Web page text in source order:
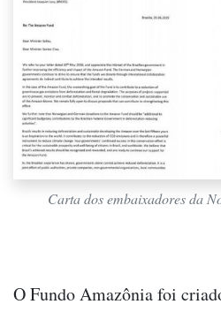
Carta dos embaixadores da
O Fundo Amazônia foi